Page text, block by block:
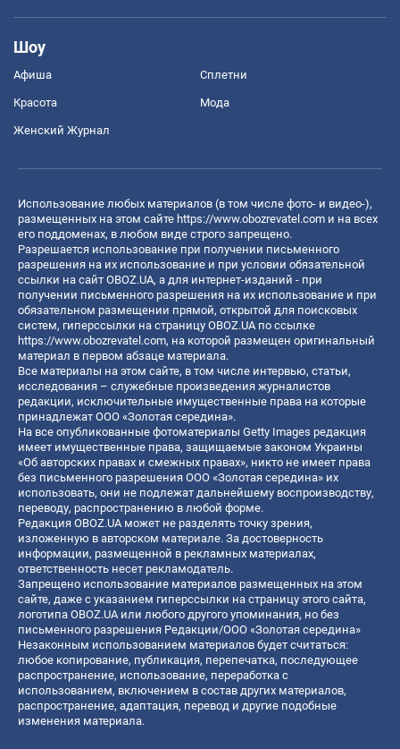
Шоу
Афиша Сплетни
Красота Мода
Женский Журнал
Использование любых материалов (в том числе фото- и видео-),
размещенных на этом сайте https://www.obozrevatel.com и на всех
его поддоменах, в любом виде строго запрещено.
Разрешается использование при получении письменного
разрешения на их использование и при условии обязательной
ссылки на сайт OBOZ.UA, а для интернет-изданий - при
получении письменного разрешения на их использование и при
обязательном размещении прямой, открытой для поисковых
систем, гиперссылки на страницу OBOZ.UA по ссылке
https://www.obozrevatel.com, на которой размещен оригинальный
материал в первом абзаце материала.
Все материалы на этом сайте, в том числе интервью, статьи,
исследования – служебные произведения журналистов
редакции, исключительные имущественные права на которые
принадлежат ООО «Золотая середина».
На все опубликованные фотоматериалы Getty Images редакция
имеет имущественные права, защищаемые законом Украины
«Об авторских правах и смежных правах», никто не имеет права
без письменного разрешения ООО «Золотая середина» их
использовать, они не подлежат дальнейшему воспроизводству,
переводу, распространению в любой форме.
Редакция OBOZ.UA может не разделять точку зрения,
изложенную в авторском материале. За достоверность
информации, размещенной в рекламных материалах,
ответственность несет рекламодатель.
Запрещено использование материалов размещенных на этом
сайте, даже с указанием гиперссылки на страницу этого сайта,
логотипа OBOZ.UA или любого другого упоминания, но без
письменного разрешения Редакции/ООО «Золотая середина»
Незаконным использованием материалов будет считаться:
любое копирование, публикация, перепечатка, последующее
распространение, использование, переработка с
использованием, включением в состав других материалов,
распространение, адаптация, перевод и другие подобные
изменения материала.